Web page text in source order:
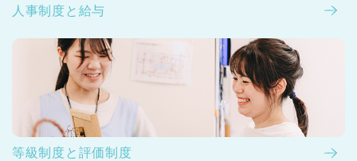
人事制度と給与
等級制度と評価制度